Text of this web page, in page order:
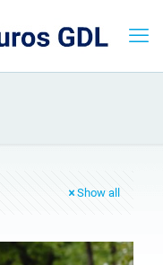
Show all